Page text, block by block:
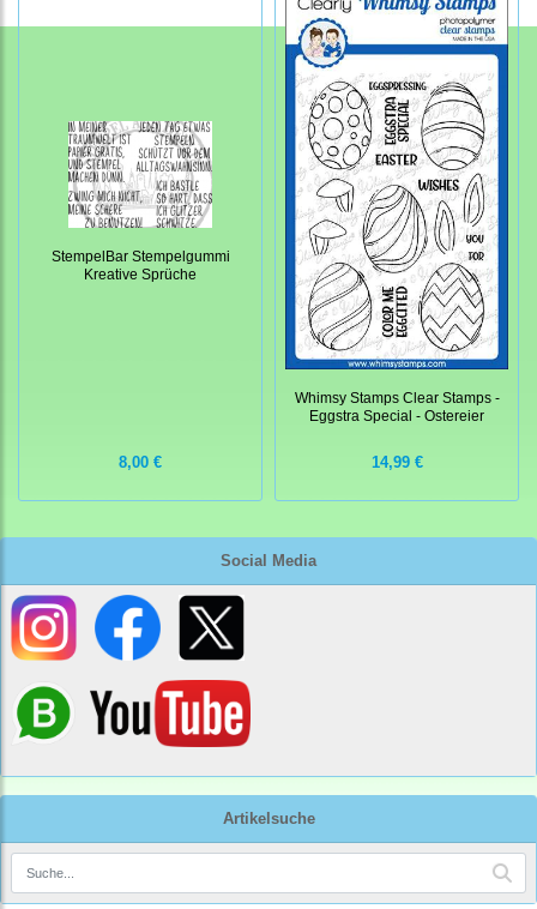
Social Media
Artikelsuche
StempelBar Stempelgummi
Kreative Sprüche
8,00 €
Whimsy Stamps Clear Stamps -
Eggstra Special - Ostereier
14,99 €